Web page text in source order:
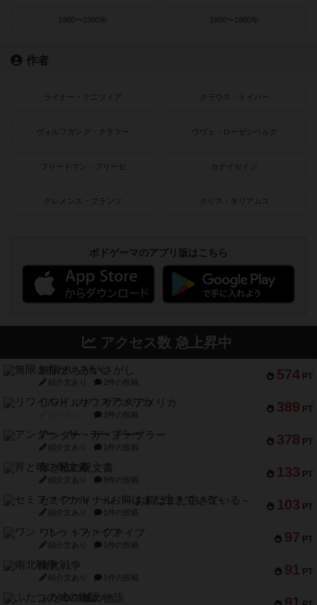
1980〜1990年 1950〜1980年
作者
ライナー・クニツィア クラウス・トイバー
ヴォルフガング・クラマー ウヴェ・ローゼンベルク
フリードマン・フリーゼ カナイセイジ
クレメンス・フランツ クリス・キリアムス
ボドゲーマのアプリ版はこちら
アクセス数 急上昇中
574 PT
無限まちがいさがし
紹介文あり 2件の投稿
389 PT
リワイルド：サウスアメリカ
2件の投稿
378 PT
アンダー・ザ・テーブラー
紹介文あり 1件の投稿
133 PT
宵と暁の呪文書
紹介文あり 8件の投稿
103 PT
セミファイナル ～お前はまだ生きている～
紹介文あり 1件の投稿
97 PT
ワン・トゥ・ファイブ
紹介文あり 1件の投稿
91 PT
南北戦争
紹介文あり 1件の投稿
ふたつの城の物語